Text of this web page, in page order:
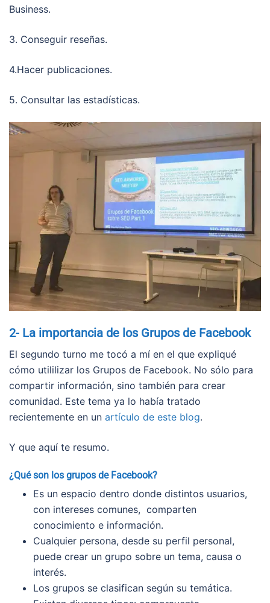
Business.
3. Conseguir reseñas.
4.Hacer publicaciones.
5. Consultar las estadísticas.
2- La importancia de los Grupos de Facebook
El segundo turno me tocó a mí en el que expliqué
cómo utililizar los Grupos de Facebook. No sólo para
compartir información, sino también para crear
comunidad. Este tema ya lo había tratado
recientemente en un artículo de este blog.
Y que aquí te resumo.
¿Qué son los grupos de Facebook?
Es un espacio dentro donde distintos usuarios,
con intereses comunes, comparten
conocimiento e información.
Cualquier persona, desde su perfil personal,
puede crear un grupo sobre un tema, causa o
interés.
Los grupos se clasifican según su temática.